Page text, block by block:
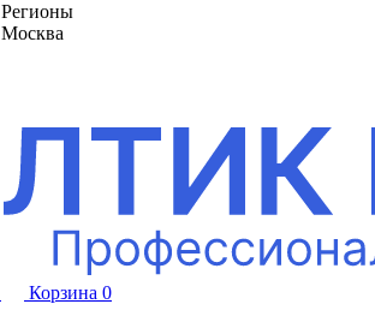
Регионы
Москва
Корзина 0